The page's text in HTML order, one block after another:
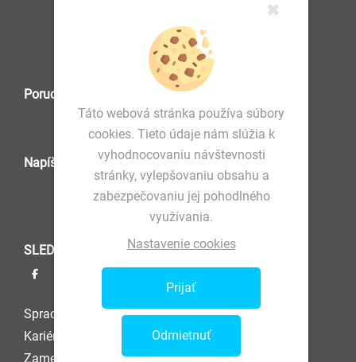
IČO: 36 570 460
Poruchová služba
Napíšte nám
SLEDUJTE NÁS
Spracovanie osobných údajov
Kariéra
Zamestnanec
✖
Táto webová stránka používa súbory
cookies. Tieto údaje nám slúžia k
vyhodnocovaniu návštevnosti
stránky, vylepšovaniu obsahu a
zabezpečovaniu jej pohodlného
využívania.
Nastavenie cookies
Prijať
Odmietnuť